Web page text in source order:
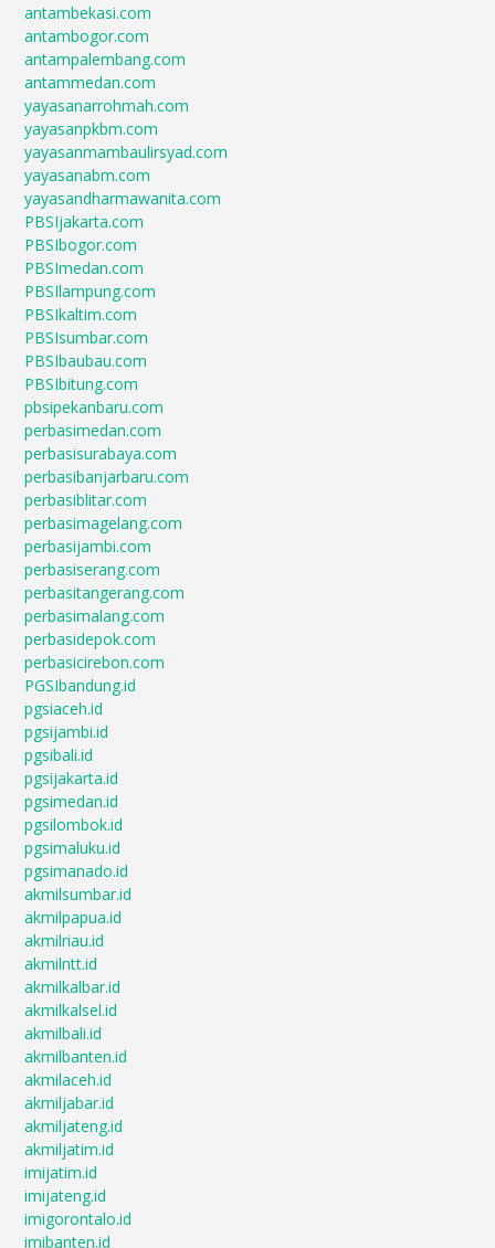
antambekasi.com
antambogor.com
antampalembang.com
antammedan.com
yayasanarrohmah.com
yayasanpkbm.com
yayasanmambaulirsyad.com
yayasanabm.com
yayasandharmawanita.com
PBSIjakarta.com
PBSIbogor.com
PBSImedan.com
PBSIlampung.com
PBSIkaltim.com
PBSIsumbar.com
PBSIbaubau.com
PBSIbitung.com
pbsipekanbaru.com
perbasimedan.com
perbasisurabaya.com
perbasibanjarbaru.com
perbasiblitar.com
perbasimagelang.com
perbasijambi.com
perbasiserang.com
perbasitangerang.com
perbasimalang.com
perbasidepok.com
perbasicirebon.com
PGSIbandung.id
pgsiaceh.id
pgsijambi.id
pgsibali.id
pgsijakarta.id
pgsimedan.id
pgsilombok.id
pgsimaluku.id
pgsimanado.id
akmilsumbar.id
akmilpapua.id
akmilriau.id
akmilntt.id
akmilkalbar.id
akmilkalsel.id
akmilbali.id
akmilbanten.id
akmilaceh.id
akmiljabar.id
akmiljateng.id
akmiljatim.id
imijatim.id
imijateng.id
imigorontalo.id
imibanten.id